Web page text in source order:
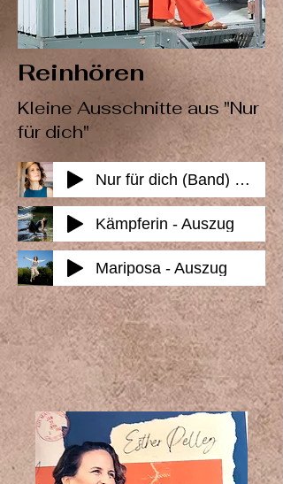
Reinhören
Kleine Ausschnitte aus "Nur
für dich"
Nur für dich (Band) - Auszug
Kämpferin - Auszug
Mariposa - Auszug